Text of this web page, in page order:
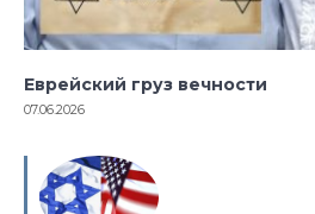
Еврейский груз вечности
07.06.2026